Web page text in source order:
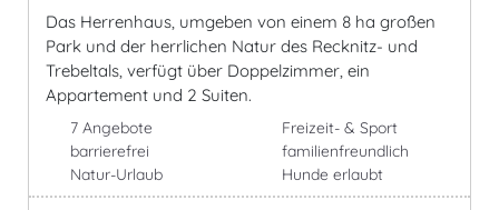
Das Herrenhaus, umgeben von einem 8 ha großen
Park und der herrlichen Natur des Recknitz- und
Trebeltals, verfügt über Doppelzimmer, ein
Appartement und 2 Suiten.
7 Angebote
barrierefrei
Natur-Urlaub
Freizeit- & Sport
familienfreundlich
Hunde erlaubt